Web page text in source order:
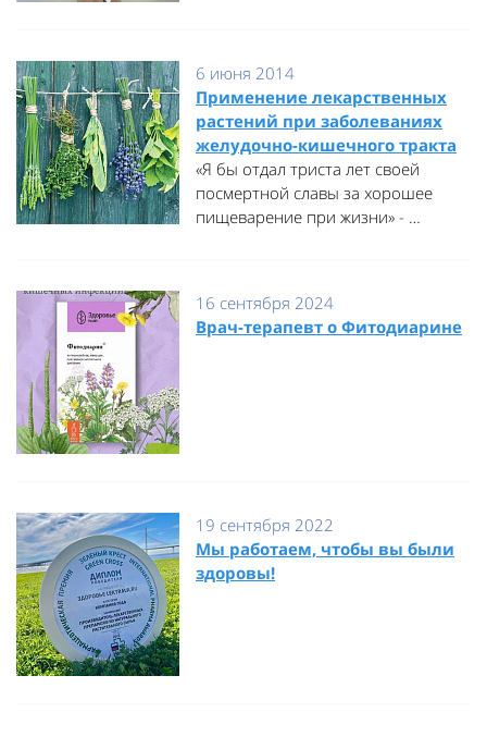
6 июня 2014
Применение лекарственных
растений при заболеваниях
желудочно-кишечного тракта
«Я бы отдал триста лет своей
посмертной славы за хорошее
пищеварение при жизни» - …
16 сентября 2024
Врач-терапевт о Фитодиарине
19 сентября 2022
Мы работаем, чтобы вы были
здоровы!